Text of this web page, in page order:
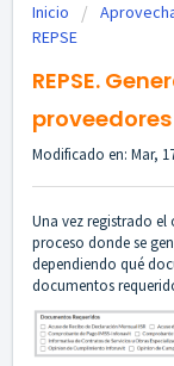
Inicio
REPSE
REPSE.
proveedores
Modificado en: Mar,
Una vez registrado el
proceso donde se
dependiendo qué
documentos